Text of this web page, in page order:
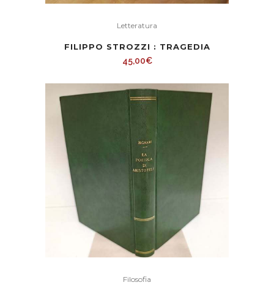
Letteratura
FILIPPO STROZZI : TRAGEDIA
45,00€
Filosofia